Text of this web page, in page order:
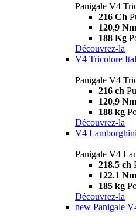
Panigale V4
216 Ch
120,9 Nm
188 Kg
Découvrez-la
V4 Tricolore
Panigale V4
216 ch
120,9 Nm
188 kg
Découvrez-la
V4 Lamborghini
Panigale V4
218.5 ch
122.1 Nm
185 kg
Découvrez-la
new Panigale